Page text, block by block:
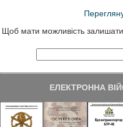
Щоб мати можливість
ЕЛЕКТРОННА